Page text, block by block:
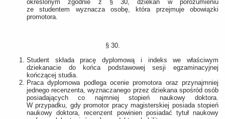
określonym zgodnie z § 30, dziekan w porozumieniu
ze studentem wyznacza osobę, która przejmuje obowiązki
promotora.
§ 30.
Student składa pracę dyplomową i indeks we właściwym
dziekanacie do końca podstawowej sesji egzaminacyjnej
kończącej studia.
Praca dyplomowa podlega ocenie promotora oraz przynajmniej
jednego recenzenta, wyznaczanego przez dziekana spośród osób
posiadających co najmniej stopień naukowy doktora.
W przypadku, gdy promotor pracy magisterskiej posiada stopień
naukowy doktora, recenzent powinien posiadać tytuł naukowy